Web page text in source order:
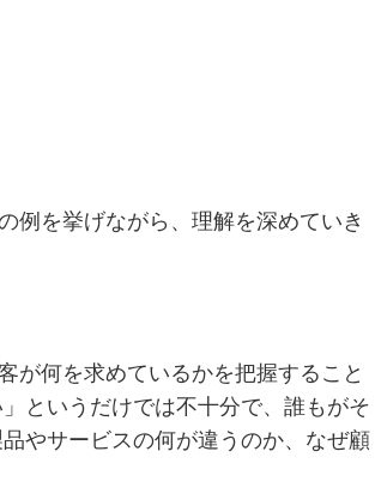
例を挙げながら、理解を深めていき
が何を求めているかを把握すること
というだけでは不十分で、誰もがそ
やサービスの何が違うのか、なぜ顧